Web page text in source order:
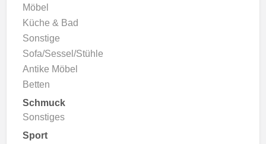
Möbel
Küche & Bad
Sonstige
Sofa/Sessel/Stühle
Antike Möbel
Betten
Schmuck
Sonstiges
Sport